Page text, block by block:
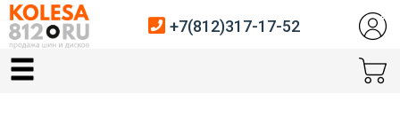
Главная
+7(812)317-17-52